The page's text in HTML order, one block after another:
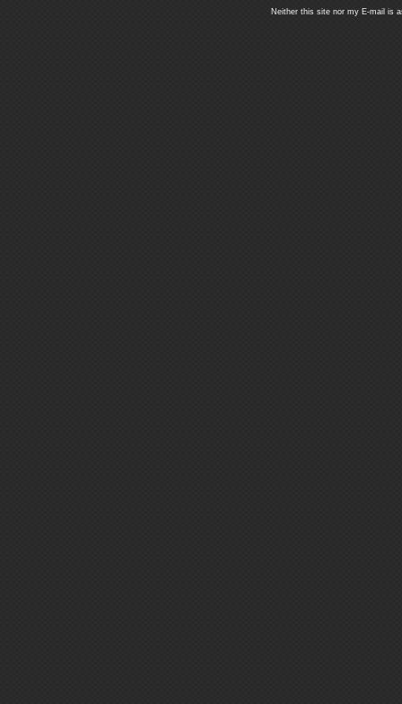
Neither this site nor my E-mail is